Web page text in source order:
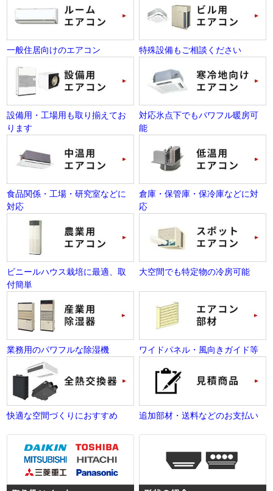
一般住居向けのエアコン 特殊設備もご相談ください
設備用・工場用も取り揃えてお
ります
対応氷点下でもパワフル暖房可
能
食品関係・工場・研究室などに
対応
倉庫・保管庫・保冷庫などに対
応
ビニールハウス栽培に最適、取
付簡単
大空間でも特定物の冷房可能
業務用のパワフルな除湿機 ワイドパネル・風向きガイド等
快適な空間づくりにおすすめ 追加部材・送料などのお支払い